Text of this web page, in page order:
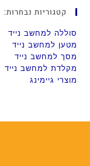
קטגוריות נבחרות:
סוללה למחשב נייד
מטען למחשב נייד
מסך למחשב נייד
מקלדת למחשב נייד
מוצרי גיימינג